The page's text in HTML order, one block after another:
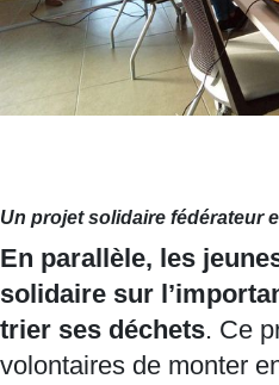
Un projet solidaire fédérateur
En parallèle, les
solidaire sur
trier ses déchets. Ce
volontaires de monter